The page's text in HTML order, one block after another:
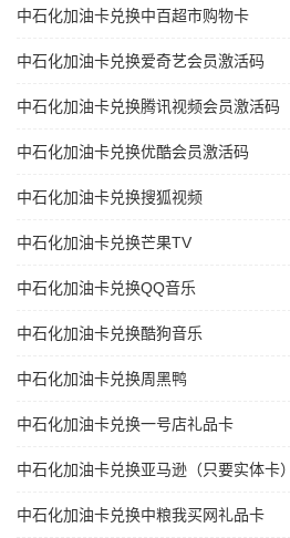
中石化加油卡兑换中百超市购物卡
中石化加油卡兑换爱奇艺会员激活码
中石化加油卡兑换腾讯视频会员激活码
中石化加油卡兑换优酷会员激活码
中石化加油卡兑换搜狐视频
中石化加油卡兑换芒果TV
中石化加油卡兑换QQ音乐
中石化加油卡兑换酷狗音乐
中石化加油卡兑换周黑鸭
中石化加油卡兑换一号店礼品卡
中石化加油卡兑换亚马逊（只要实体卡）
中石化加油卡兑换中粮我买网礼品卡